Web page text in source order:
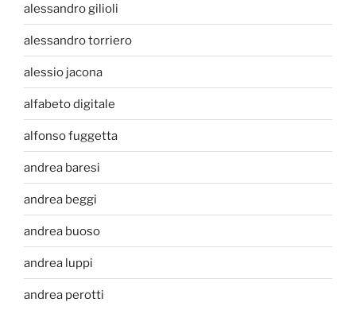
alessandro gilioli
alessandro torriero
alessio jacona
alfabeto digitale
alfonso fuggetta
andrea baresi
andrea beggi
andrea buoso
andrea luppi
andrea perotti